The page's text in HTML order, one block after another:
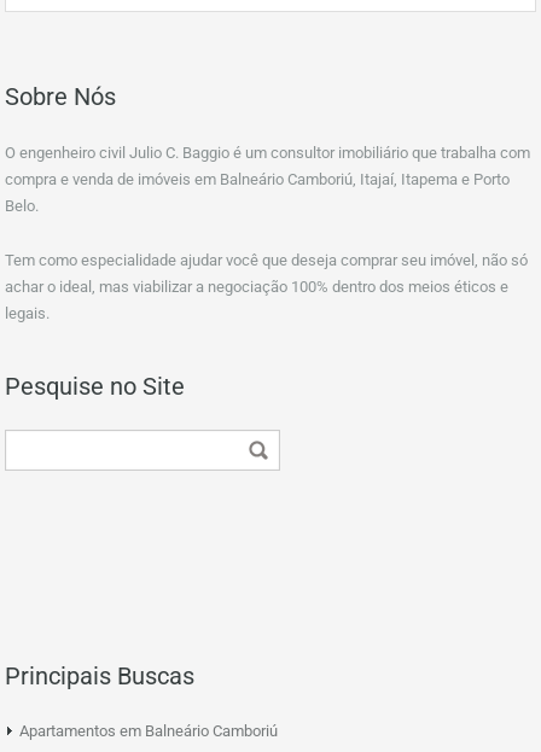
Sobre Nós
O engenheiro civil Julio C. Baggio é um consultor imobiliário que trabalha com
compra e venda de imóveis em Balneário Camboriú, Itajaí, Itapema e Porto
Belo.
Tem como especialidade ajudar você que deseja comprar seu imóvel, não só
achar o ideal, mas viabilizar a negociação 100% dentro dos meios éticos e
legais.
Pesquise no Site
Principais Buscas
Apartamentos em Balneário Camboriú